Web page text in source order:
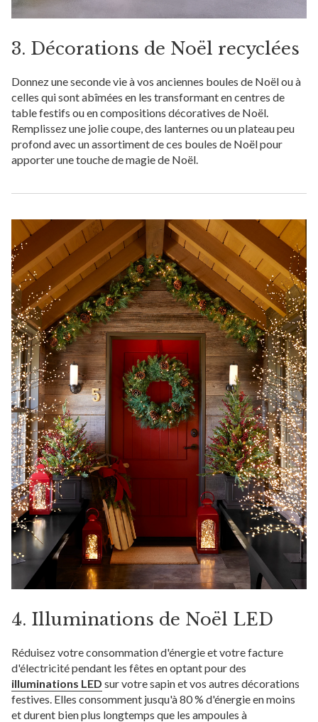
3. Décorations de Noël recyclées
Donnez une seconde vie à vos anciennes boules de Noël ou à
celles qui sont abîmées en les transformant en centres de
table festifs ou en compositions décoratives de Noël.
Remplissez une jolie coupe, des lanternes ou un plateau peu
profond avec un assortiment de ces boules de Noël pour
apporter une touche de magie de Noël.
4. Illuminations de Noël LED
Réduisez votre consommation d'énergie et votre facture
d'électricité pendant les fêtes en optant pour des
illuminations LED sur votre sapin et vos autres décorations
festives. Elles consomment jusqu'à 80 % d'énergie en moins
et durent bien plus longtemps que les ampoules à